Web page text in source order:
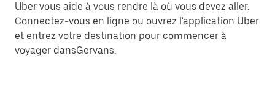
Uber vous aide à vous rendre là où vous devez aller.
Connectez-vous en ligne ou ouvrez l'application Uber
et entrez votre destination pour commencer à
voyager dansGervans.